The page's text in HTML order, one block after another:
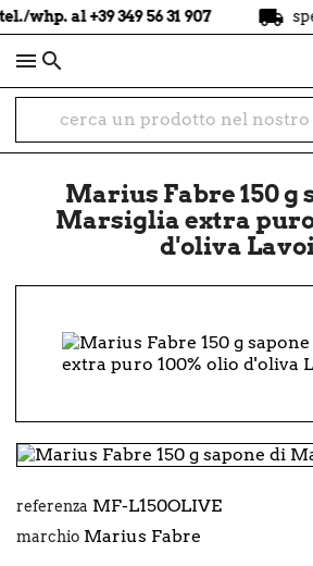
+39 349 56 31 907 local_shipping spedizione

Marius Fabre 150 g
Marsiglia extra puro
d'oliva
referenza MF-L150OLIVE
marchio Marius Fabre